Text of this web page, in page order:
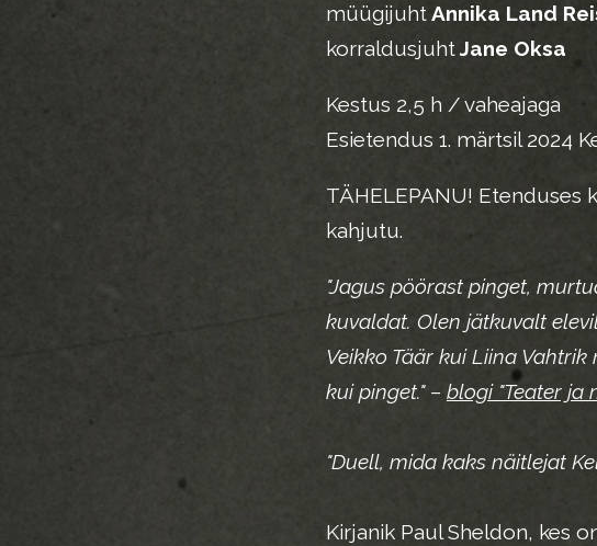
müügijuhtAnnika Land
korraldusjuhtJane Oksa
Kestus 2,5 h / vaheajaga
Esietendus 1. märtsil 2024
TÄHELEPANU! Etenduses
kahjutu.
"Jagus pöörast pinget,
kuvaldat. Olen jätkuvalt
Veikko Täär kui Liina
kui pinget." – blogi "Teater ja
"Duell, mida kaks näitlejat
Kirjanik Paul Sheldon, kes